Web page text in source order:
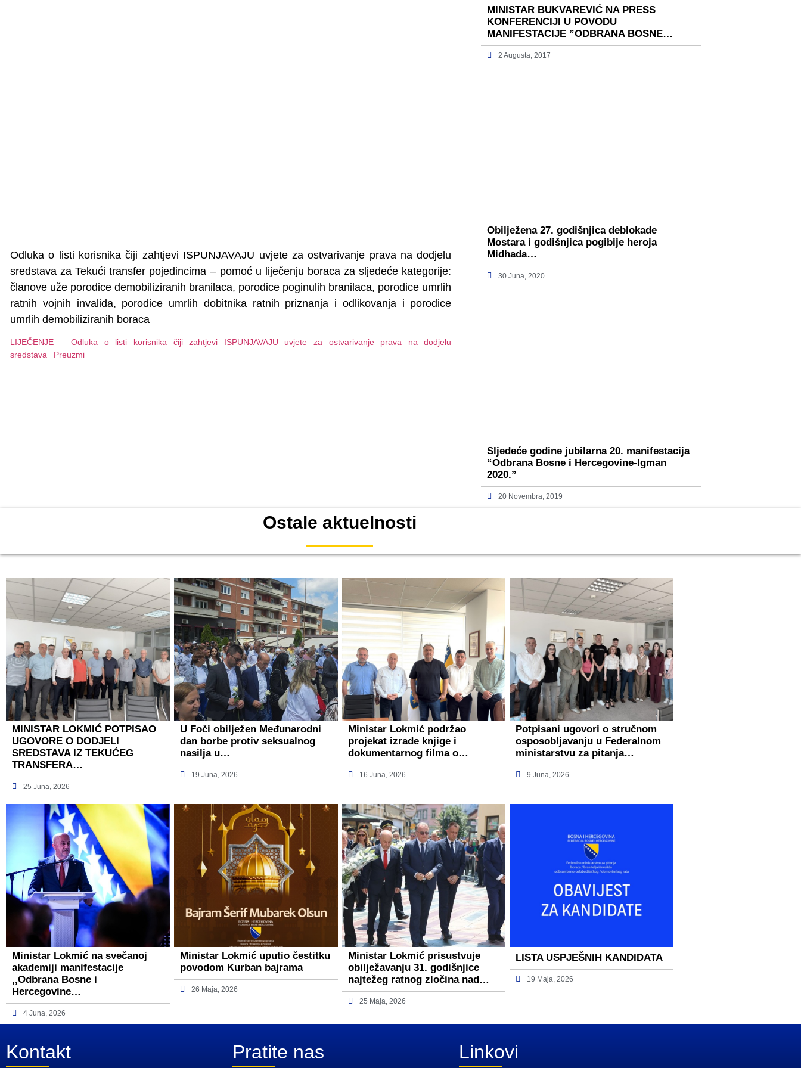
Odluka o listi korisnika čiji zahtjevi ISPUNJAVAJU uvjete za ostvarivanje prava na dodjelu
sredstava za Tekući transfer pojedincima – pomoć u liječenju boraca za sljedeće kategorije:
članove uže porodice demobiliziranih branilaca, porodice poginulih branilaca, porodice umrlih
ratnih vojnih invalida, porodice umrlih dobitnika ratnih priznanja i odlikovanja i porodice
umrlih demobiliziranih boraca
LIJEČENJE – Odluka o listi korisnika čiji zahtjevi ISPUNJAVAJU uvjete za ostvarivanje prava na dodjelu
sredstava
Preuzmi
MINISTAR BUKVAREVIĆ NA PRESS
KONFERENCIJI U POVODU
MANIFESTACIJE ”ODBRANA BOSNE…
2 Augusta, 2017
Obilježena 27. godišnjica deblokade
Mostara i godišnjica pogibije heroja
Midhada…
30 Juna, 2020
Sljedeće godine jubilarna 20. manifestacija
“Odbrana Bosne i Hercegovine-Igman
2020.”
20 Novembra, 2019
Ostale aktuelnosti
MINISTAR LOKMIĆ POTPISAO
UGOVORE O DODJELI
SREDSTAVA IZ TEKUĆEG
TRANSFERA…
25 Juna, 2026
U Foči obilježen Međunarodni
dan borbe protiv seksualnog
nasilja u…
19 Juna, 2026
Ministar Lokmić podržao
projekat izrade knjige i
dokumentarnog filma o…
16 Juna, 2026
Potpisani ugovori o stručnom
osposobljavanju u Federalnom
ministarstvu za pitanja…
9 Juna, 2026
Ministar Lokmić na svečanoj
akademiji manifestacije
,,Odbrana Bosne i
Hercegovine…
4 Juna, 2026
Ministar Lokmić uputio čestitku
povodom Kurban bajrama
26 Maja, 2026
Ministar Lokmić prisustvuje
obilježavanju 31. godišnjice
najtežeg ratnog zločina nad…
25 Maja, 2026
LISTA USPJEŠNIH KANDIDATA
19 Maja, 2026
Kontakt Pratite nas Linkovi